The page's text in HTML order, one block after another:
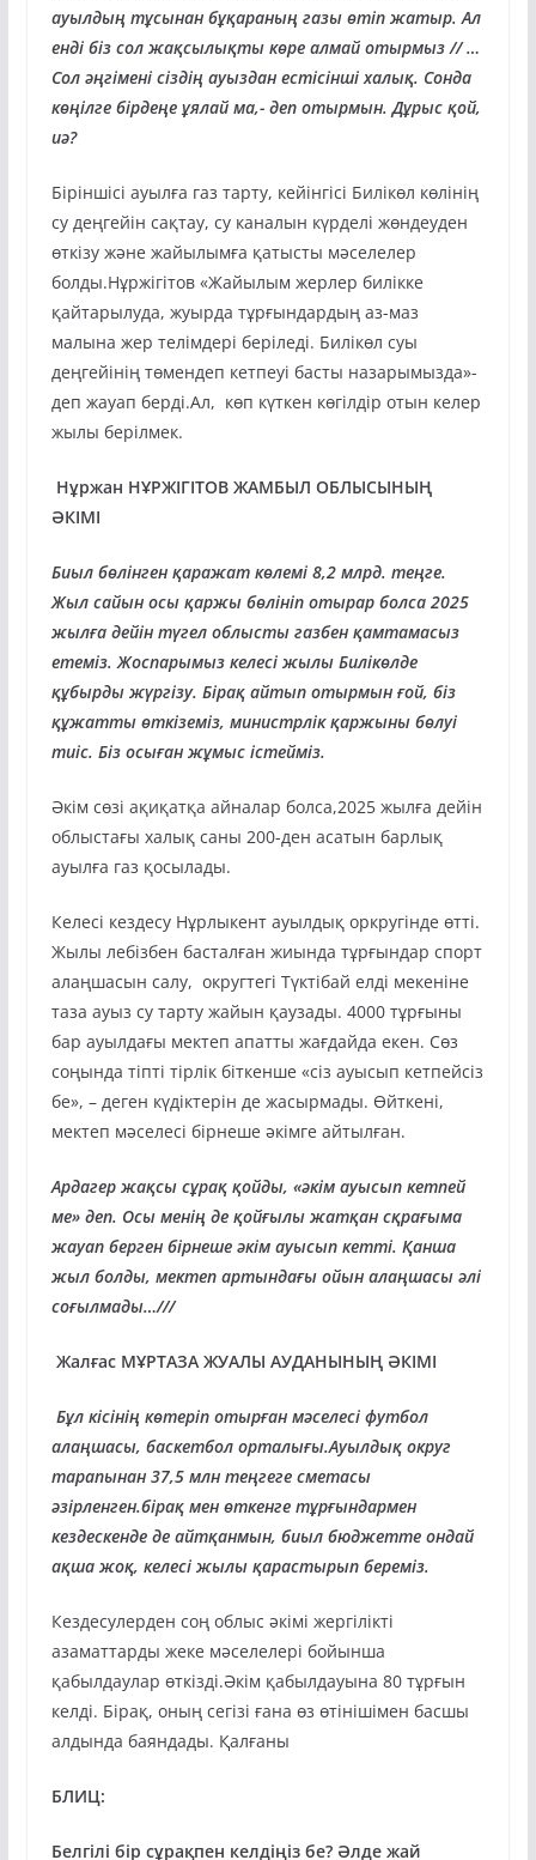
ауылдың тұсынан бұқараның газы өтіп жатыр. Ал
енді біз сол жақсылықты көре алмай отырмыз // …
Сол әңгімені сіздің ауыздан естісінші халық. Сонда
көңілге бірдеңе ұялай ма,- деп отырмын. Дұрыс қой,
иә?
Біріншісі ауылға газ тарту, кейінгісі Билікөл көлінің
су деңгейін сақтау, су каналын күрделі жөндеуден
өткізу және жайылымға қатысты мәселелер
болды.Нұржігітов «Жайылым жерлер билікке
қайтарылуда, жуырда тұрғындардың аз-маз
малына жер телімдері беріледі. Билікөл суы
деңгейінің төмендеп кетпеуі басты назарымызда»-
деп жауап берді.Ал, көп күткен көгілдір отын келер
жылы берілмек.
Нұржан НҰРЖІГІТОВ ЖАМБЫЛ ОБЛЫСЫНЫҢ
ӘКІМІ
Биыл бөлінген қаражат көлемі 8,2 млрд. теңге.
Жыл сайын осы қаржы бөлініп отырар болса 2025
жылға дейін түгел облысты газбен қамтамасыз
етеміз. Жоспарымыз келесі жылы Билікөлде
құбырды жүргізу. Бірақ айтып отырмын ғой, біз
құжатты өткіземіз, министрлік қаржыны бөлуі
тиіс. Біз осыған жұмыс істейміз.
Әкім сөзі ақиқатқа айналар болса,2025 жылға дейін
облыстағы халық саны 200-ден асатын барлық
ауылға газ қосылады.
Келесі кездесу Нұрлыкент ауылдық оркругінде өтті.
Жылы лебізбен басталған жиында тұрғындар спорт
алаңшасын салу, округтегі Түктібай елді мекеніне
таза ауыз су тарту жайын қаузады. 4000 тұрғыны
бар ауылдағы мектеп апатты жағдайда екен. Сөз
соңында тіпті тірлік біткенше «сіз ауысып кетпейсіз
бе», – деген күдіктерін де жасырмады. Өйткені,
мектеп мәселесі бірнеше әкімге айтылған.
Ардагер жақсы сұрақ қойды, «әкім ауысып кетпей
ме» деп. Осы менің де қойғылы жатқан сқрағыма
жауап берген бірнеше әкім ауысып кетті. Қанша
жыл болды, мектеп артындағы ойын алаңшасы әлі
соғылмады…///
Жалғас МҰРТАЗА ЖУАЛЫ АУДАНЫНЫҢ ӘКІМІ
Бұл кісінің көтеріп отырған мәселесі футбол
алаңшасы, баскетбол орталығы.Ауылдық округ
тарапынан 37,5 млн теңгеге сметасы
әзірленген.бірақ мен өткенге тұрғындармен
кездескенде де айтқанмын, биыл бюджетте ондай
ақша жоқ, келесі жылы қарастырып береміз.
Кездесулерден соң облыс әкімі жергілікті
азаматтарды жеке мәселелері бойынша
қабылдаулар өткізді.Әкім қабылдауына 80 тұрғын
келді. Бірақ, оның сегізі ғана өз өтінішімен басшы
алдында баяндады. Қалғаны
БЛИЦ:
Белгілі бір сұрақпен келдіңіз бе? Әлде жай